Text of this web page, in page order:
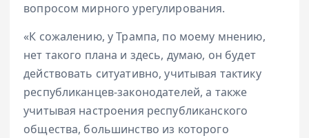
вопросом мирного урегулирования.
«К сожалению, у Трампа, по моему мнению,
нет такого плана и здесь, думаю, он будет
действовать ситуативно, учитывая тактику
республиканцев-законодателей, а также
учитывая настроения республиканского
общества, большинство из которого